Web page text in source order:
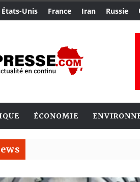
États-Unis France Iran Russie
ÉCONOMIE